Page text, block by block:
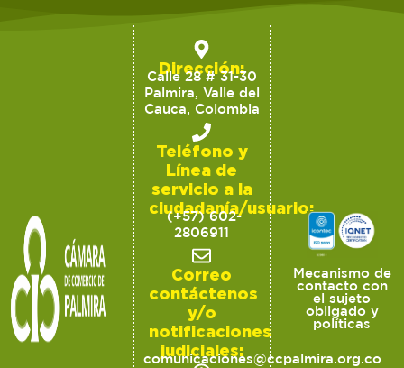
Dirección:
Calle 28 # 31-30
Palmira, Valle del
Cauca, Colombia
Teléfono y
Línea de
servicio a la
ciudadanía/usuario:
(+57) 602-
2806911
Correo
contáctenos
y/o
notificaciones
judiciales:
comunicaciones@ccpalmira.org.co
Mecanismo de
contacto con
el sujeto
obligado y
políticas